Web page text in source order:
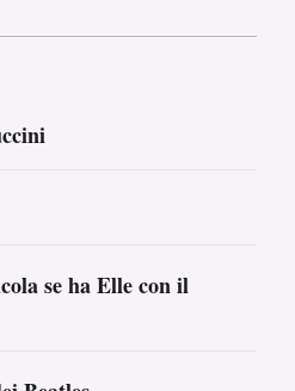
se ha Elle con il